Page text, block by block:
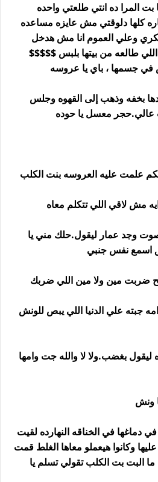
المرا ده انتي طلعتي واحده
كلها دلوقتي مش عايزه مساعده
وعلي العموم انا مش هدخل
طالعه من بيتها بلبس $$$$$
في جسمها ، باي يا عروسه
بخفه وذهب إلى القهوه وجلس
معسل يا حوده
علمت عليه العروسه بنت الكلب
مش لاقي اللي تتكلم معاه
وجد عمار ليقول.حلك مني يا
اسمع نفس جنبي
ضربت مين ولا مين اللي ضربك
جبته علي الدنيا اللي يبص للونش
ليقول بغضب.ولا لا والله جت وامها
ونش
دماغها في الخناقه النهارده لقيت
وكانوا هيعملو معاها الغلط قمت
ما البت بت الكلب تقولي تسلم يا